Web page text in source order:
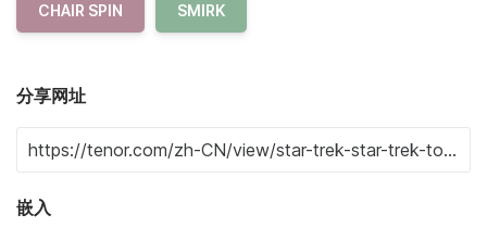
CHAIR SPIN SMIRK
分享网址
嵌入